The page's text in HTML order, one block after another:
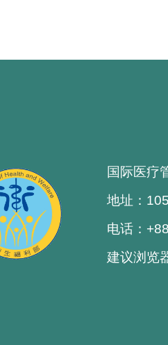
国际医疗
地址：
电话：
建议浏览